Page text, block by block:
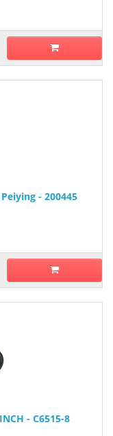
- 200445
- C6515-8